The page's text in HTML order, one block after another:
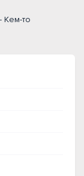
Кем-то